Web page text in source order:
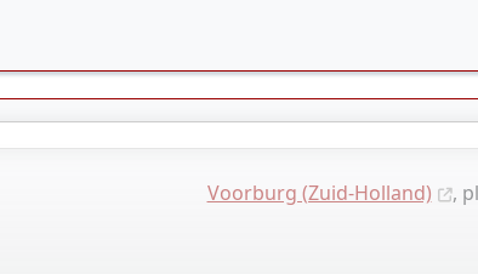
Voorburg (Zuid-Holland) ,